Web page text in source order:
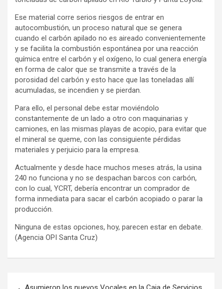
Ese material corre serios riesgos de entrar en
autocombustión, un proceso natural que se genera
cuando el carbón apilado no es aireado convenientemente
y se facilita la combustión espontánea por una reacción
química entre el carbón y el oxígeno, lo cual genera energía
en forma de calor que se transmite a través de la
porosidad del carbón y esto hace que las toneladas allí
acumuladas, se incendien y se pierdan.
Para ello, el personal debe estar moviéndolo
constantemente de un lado a otro con maquinarias y
camiones, en las mismas playas de acopio, para evitar que
el mineral se queme, con las consiguiente pérdidas
materiales y perjuicio para la empresa.
Actualmente y desde hace muchos meses atrás, la usina
240 no funciona y no se despachan barcos con carbón,
con lo cual, YCRT, debería encontrar un comprador de
forma inmediata para sacar el carbón acopiado o parar la
producción.
Ninguna de estas opciones, hoy, parecen estar en debate.
(Agencia OPI Santa Cruz)